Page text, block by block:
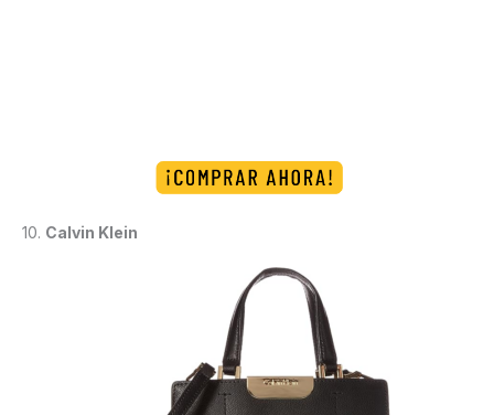
10. Calvin Klein